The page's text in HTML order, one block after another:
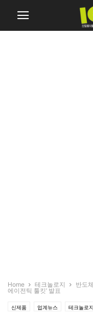
Home 테크놀로지
반도
에이전틱 툴킷’ 발표
신제품 업계뉴스 테크놀로지